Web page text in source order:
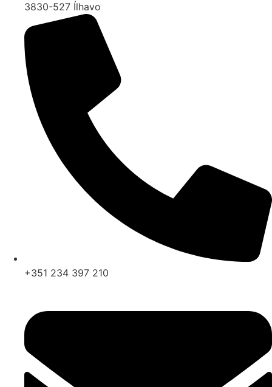
3830-527 Ílhavo
+351 234 397 210